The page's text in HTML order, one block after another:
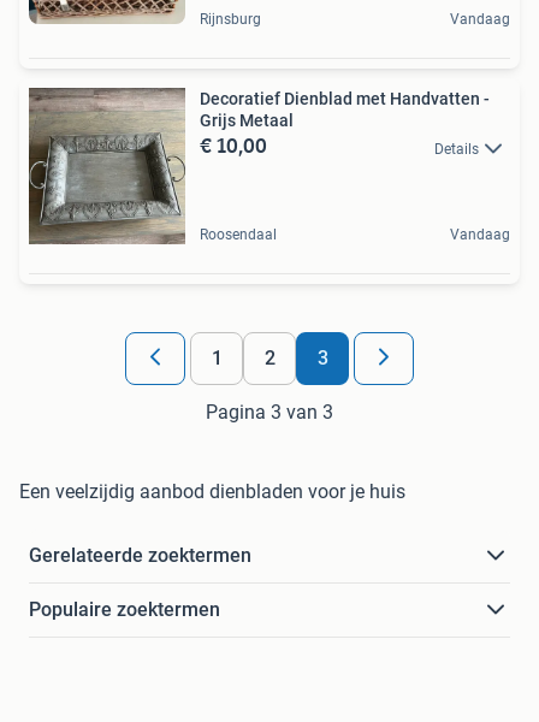
Rijnsburg Vandaag
Decoratief Dienblad met Handvatten -
Grijs Metaal
€ 10,00 Details
Roosendaal Vandaag
1 2 3
Pagina 3 van 3
Een veelzijdig aanbod dienbladen voor je huis
Gerelateerde zoektermen
Populaire zoektermen